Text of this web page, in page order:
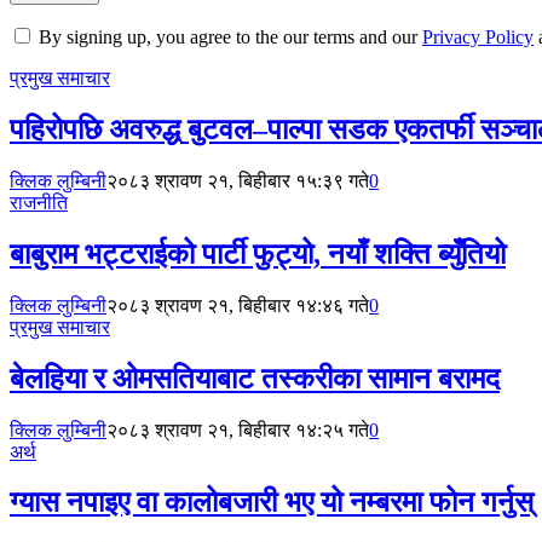
By signing up, you agree to the our terms and ourPrivacy Policy
प्रमुख समाचार
पहिरोपछि अवरुद्ध बुटवल–पाल्पा सडक एकतर्फी
क्लिक लुम्बिनी२०८३ श्रावण २१, बिहीबार १५:३९ गते0
राजनीति
बाबुराम भट्टराईको पार्टी फुट्यो, नयाँ शक्ति ब्युँतियो
क्लिक लुम्बिनी२०८३ श्रावण २१, बिहीबार १४:४६ गते0
प्रमुख समाचार
बेलहिया र ओमसतियाबाट तस्करीका सामान बरामद
क्लिक लुम्बिनी२०८३ श्रावण २१, बिहीबार १४:२५ गते0
अर्थ
ग्यास नपाइए वा कालोबजारी भए यो नम्बरमा फोन गर्नुस्